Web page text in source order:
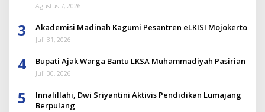
Agustus 7, 2026
3 Akademisi Madinah Kagumi Pesantren eLKISI Mojokerto
Juli 31, 2026
4 Bupati Ajak Warga Bantu LKSA Muhammadiyah Pasirian
Juli 30, 2026
5
Innalillahi, Dwi Sriyantini Aktivis Pendidikan Lumajang
Berpulang